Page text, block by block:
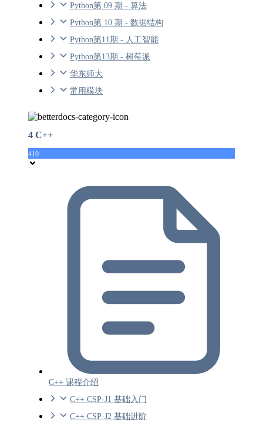
Python第 09 期 - 算法
Python第 10 期 - 数据结构
Python第11期 - 人工智能
Python第13期 - 树莓派
华东师大
常用模块
4 C++
410
C++ 课程介绍
C++ CSP-J1 基础入门
C++ CSP-J2 基础进阶